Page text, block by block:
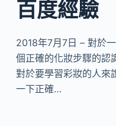
百度經驗
2018年7月7日 – 對於
個正確的化妝步驟的認
對於要學習彩妝的人來
一下正確…